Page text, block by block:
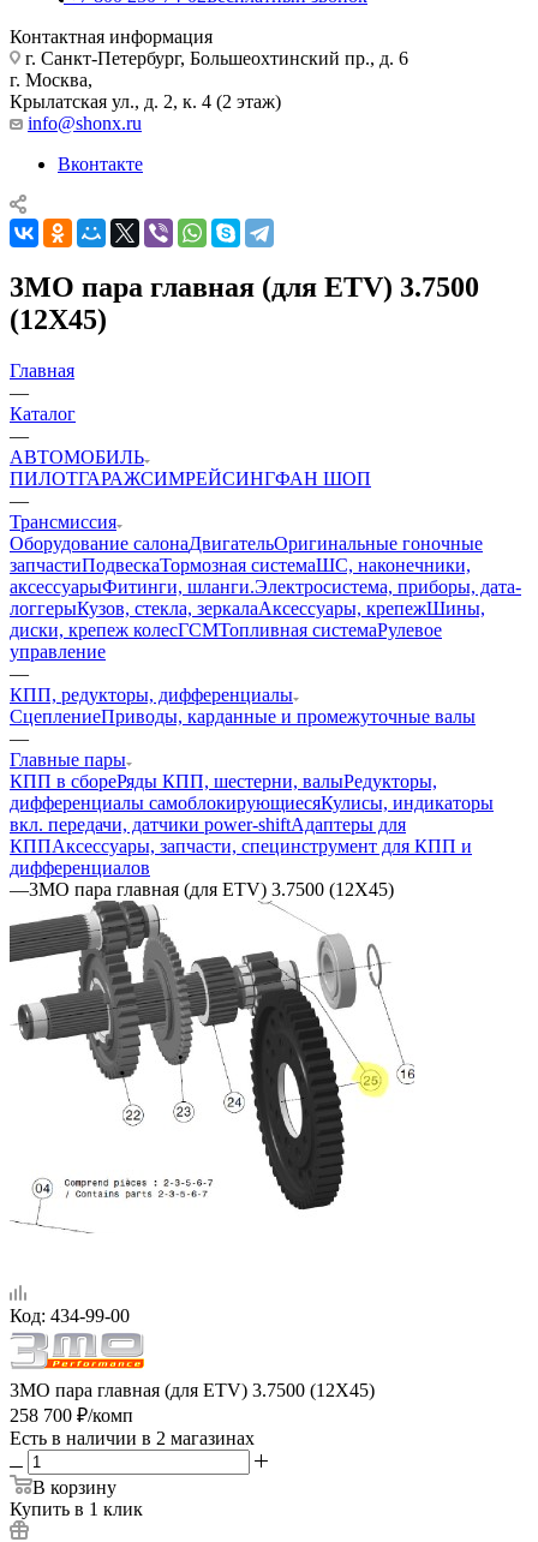
Контактная информация
г. Санкт-Петербург, Большеохтинский пр., д. 6
г. Москва,
Крылатская ул., д. 2, к. 4 (2 этаж)
info@shonx.ru
Вконтакте
3MO пара главная (для ETV) 3.7500
(12Х45)
Главная
—
Каталог
—
АВТОМОБИЛЬ
ПИЛОТГАРАЖСИМРЕЙСИНГФАН ШОП
—
Трансмиссия
Оборудование салонаДвигательОригинальные гоночные
запчастиПодвескаТормозная системаШС, наконечники,
аксессуарыФитинги, шланги.Электросистема, приборы, дата-
логгерыКузов, стекла, зеркалаАксессуары, крепежШины,
диски, крепеж колесГСМТопливная системаРулевое
управление
—
КПП, редукторы, дифференциалы
СцеплениеПриводы, карданные и промежуточные валы
—
Главные пары
КПП в сбореРяды КПП, шестерни, валыРедукторы,
дифференциалы самоблокирующиесяКулисы, индикаторы
вкл. передачи, датчики power-shiftАдаптеры для
КППАксессуары, запчасти, специнструмент для КПП и
дифференциалов
—3MO пара главная (для ETV) 3.7500 (12Х45)
Код: 434-99-00
3MO пара главная (для ETV) 3.7500 (12Х45)
258 700 ₽/комп
Есть в наличии в 2 магазинах
В корзину
Купить в 1 клик